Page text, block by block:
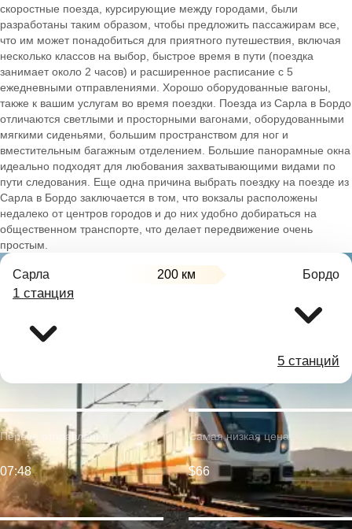
скоростные поезда, курсирующие между городами, были
разработаны таким образом, чтобы предложить пассажирам все,
что им может понадобиться для приятного путешествия, включая
несколько классов на выбор, быстрое время в пути (поездка
занимает около 2 часов) и расширенное расписание с 5
ежедневными отправлениями. Хорошо оборудованные вагоны,
также к вашим услугам во время поездки. Поезда из Сарла в Бордо
отличаются светлыми и просторными вагонами, оборудованными
мягкими сиденьями, большим пространством для ног и
вместительным багажным отделением. Большие панорамные окна
идеально подходят для любования захватывающими видами по
пути следования. Еще одна причина выбрать поездку на поезде из
Сарла в Бордо заключается в том, что вокзалы расположены
недалеко от центров городов и до них удобно добираться на
общественном транспорте, что делает передвижение очень
простым.
Сарла 200 км Бордо
1 станция
5 станций
Первое отправление:
07:48
Самая низкая цена:
$66